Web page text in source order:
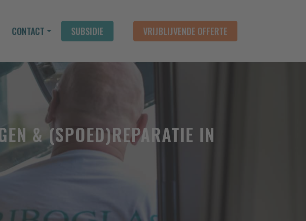
AAN
uw product/dienst
product(en)
CONTACT SUBSIDIE VRIJBLIJVENDE OFFERTE
& (SPOED)REPARATIE IN